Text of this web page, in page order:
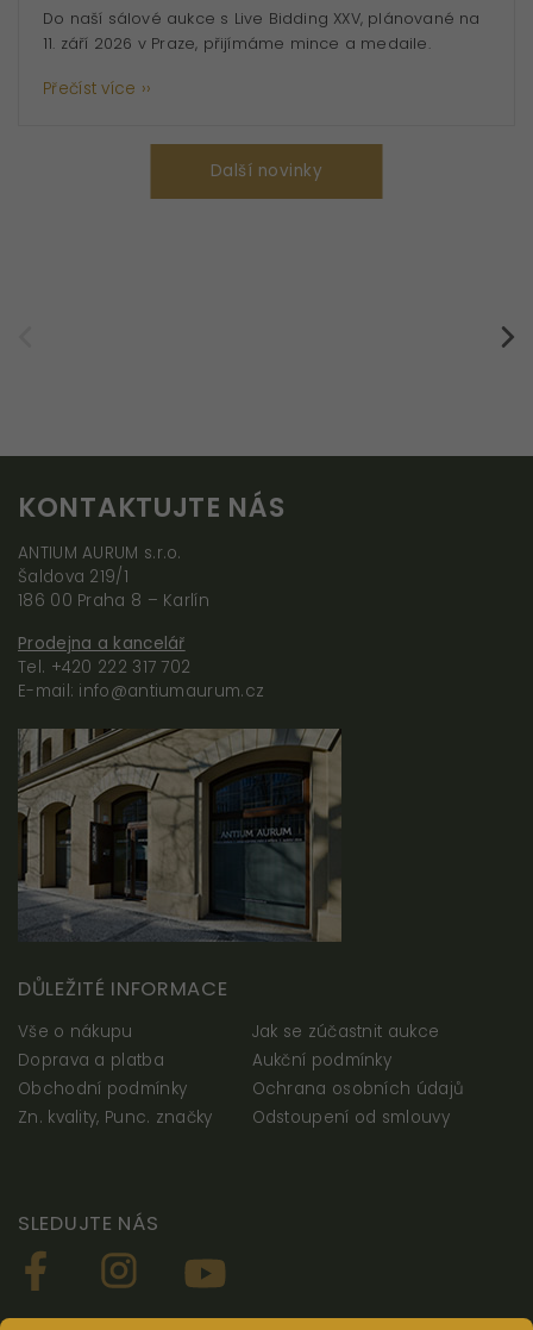
Do naší sálové aukce s Live Bidding XXV, plánované na
11. září 2026 v Praze, přijímáme mince a medaile.
Přečíst více ››
Další novinky
KONTAKTUJTE NÁS
ANTIUM AURUM s.r.o.
Šaldova 219/1
186 00 Praha 8 – Karlín
Prodejna a kancelář
Tel. +420 222 317 702
E-mail: info@antiumaurum.cz
DŮLEŽITÉ INFORMACE
Vše o nákupu
Jak se zúčastnit aukce
Doprava a platba
Aukční podmínky
Obchodní podmínky
Ochrana osobních údajů
Zn. kvality, Punc. značky
Odstoupení od smlouvy
SLEDUJTE NÁS
vypnout)
Statistiky
zlepšovat
stránek
toho, jak
se
webové
stránky